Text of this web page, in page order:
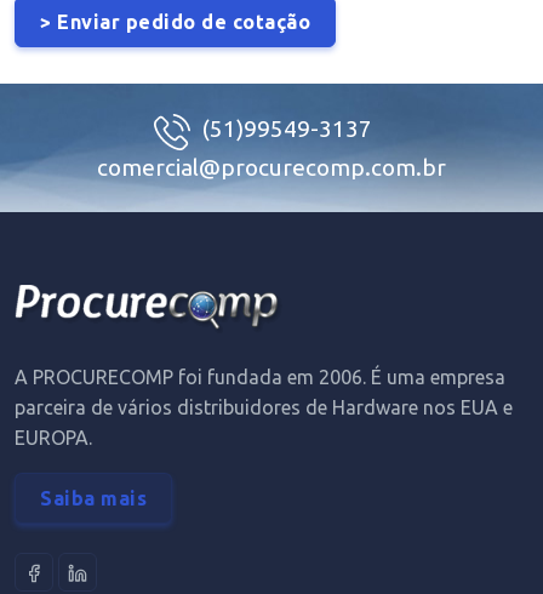
(51)99549-3137
comercial@procurecomp.com.br
A PROCURECOMP foi fundada em 2006. É uma empresa
parceira de vários distribuidores de Hardware nos EUA e
EUROPA.
Saiba mais